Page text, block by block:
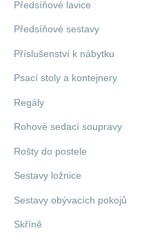
Předsíňové lavice
Předsíňové sestavy
Příslušenství k nábytku
Psací stoly a kontejnery
Regály
Rohové sedací soupravy
Rošty do postele
Sestavy ložnice
Sestavy obývacích pokojů
Skříně